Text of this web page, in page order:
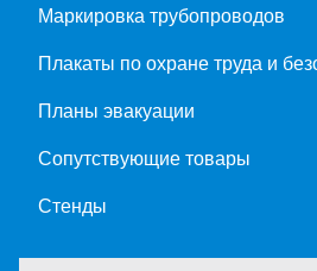
Маркировка трубопроводов
Плакаты по охране труда и
Планы эвакуации
Сопутствующие товары
Стенды